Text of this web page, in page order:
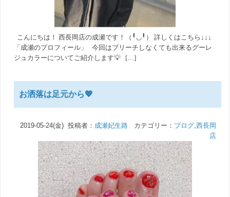
こんにちは！ 西長岡店の成瀬です！（╹◡╹） 詳しくはこちら↓↓↓
「成瀬のプロフィール」 今回はブリーチしなくても出来るグーレ
ジュカラーについてご紹介します💡 […]
お洒落は足元から💖
2019-05-24(金) 投稿者： 成瀬妃生路カテゴリー： ブログ,西長岡
店